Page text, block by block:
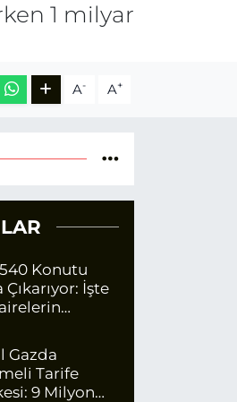
1 milyar
A- A+
Konutu
Çıkarıyor: İşte
Gazda
Tarife
9 Milyon